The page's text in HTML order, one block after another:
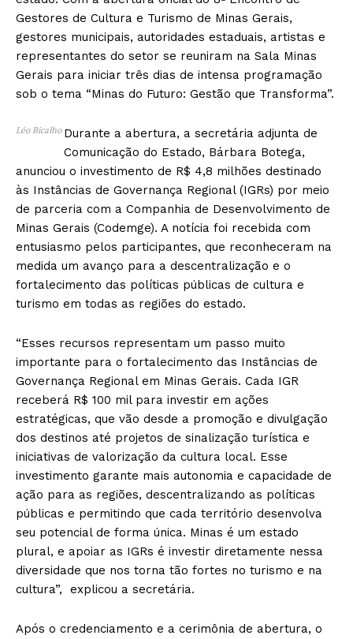
Gestores de Cultura e Turismo de Minas Gerais,
gestores municipais, autoridades estaduais, artistas e
representantes do setor se reuniram na Sala Minas
Gerais para iniciar três dias de intensa programação
sob o tema “Minas do Futuro: Gestão que Transforma”.
Léo Bicalho Durante a abertura, a secretária adjunta de
Comunicação do Estado, Bárbara Botega,
anunciou o investimento de R$ 4,8 milhões destinado
às Instâncias de Governança Regional (IGRs) por meio
de parceria com a Companhia de Desenvolvimento de
Minas Gerais (Codemge). A notícia foi recebida com
entusiasmo pelos participantes, que reconheceram na
medida um avanço para a descentralização e o
fortalecimento das políticas públicas de cultura e
turismo em todas as regiões do estado.
“Esses recursos representam um passo muito
importante para o fortalecimento das Instâncias de
Governança Regional em Minas Gerais. Cada IGR
receberá R$ 100 mil para investir em ações
estratégicas, que vão desde a promoção e divulgação
dos destinos até projetos de sinalização turística e
iniciativas de valorização da cultura local. Esse
investimento garante mais autonomia e capacidade de
ação para as regiões, descentralizando as políticas
públicas e permitindo que cada território desenvolva
seu potencial de forma única. Minas é um estado
plural, e apoiar as IGRs é investir diretamente nessa
diversidade que nos torna tão fortes no turismo e na
cultura”, explicou a secretária.
Após o credenciamento e a cerimônia de abertura, o